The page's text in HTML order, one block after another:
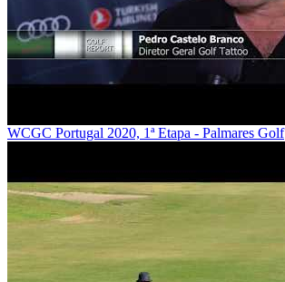
WCGC Portugal 2020, 1ª Etapa - Palmares Golf